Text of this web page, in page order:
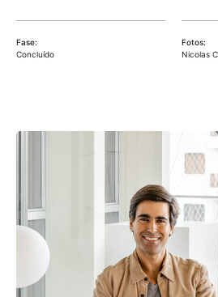
Fase:
Concluído
Fotos:
Nicolas